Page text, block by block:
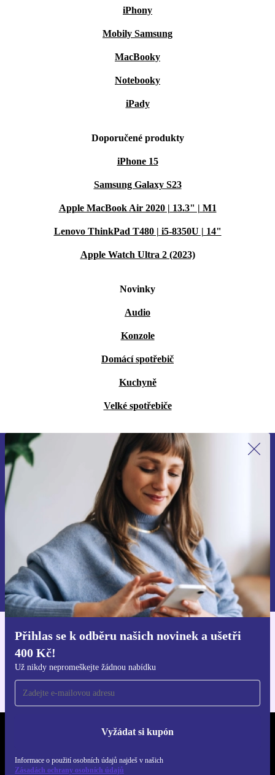
iPhony
Mobily Samsung
MacBooky
Notebooky
iPady
Doporučené produkty
iPhone 15
Samsung Galaxy S23
Apple MacBook Air 2020 | 13.3" | M1
Lenovo ThinkPad T480 | i5-8350U | 14"
Apple Watch Ultra 2 (2023)
Novinky
Audio
Konzole
Domácí spotřebič
Kuchyně
Velké spotřebiče
Přihlas se k odběru našich novinek a ušetři
400 Kč!
Už nikdy nepromeškejte žádnou nabídku
Vyžádat si kupón
Informace o použití osobních údajů najdeš v našich
Zásadách ochrany osobních údajů
Přihlas se k odběru našich novinek a
ušetři 400 Kč!
Už nikdy nepromeškej žádnou nabídku.
Chci voucher
Informace o použití osobních údajů najdeš v našich
Zásadách ochrany osobních údajů.
Stáhni si aplikaci refurbed
REFURBED ČESKO - RETHINK NEW.
SLEDUJ NÁS